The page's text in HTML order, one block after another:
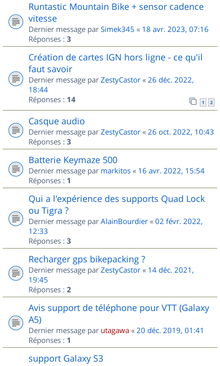
Runtastic Mountain Bike + sensor cadence
vitesse
Dernier message par Simek345 « 18 avr. 2023, 07:16
Réponses : 3
Création de cartes IGN hors ligne - ce qu'il
faut savoir
Dernier message par ZestyCastor « 26 déc. 2022,
18:44
Réponses : 14 1 2
Casque audio
Dernier message par ZestyCastor « 26 oct. 2022, 10:43
Réponses : 3
Batterie Keymaze 500
Dernier message par markitos « 16 avr. 2022, 15:54
Réponses : 1
Qui a l'expérience des supports Quad Lock
ou Tigra ?
Dernier message par AlainBourdier « 02 févr. 2022,
12:33
Réponses : 3
Recharger gps bikepacking ?
Dernier message par ZestyCastor « 14 déc. 2021,
19:45
Réponses : 2
Avis support de téléphone pour VTT (Galaxy
A5)
Dernier message par utagawa « 20 déc. 2019, 01:41
Réponses : 1
support Galaxy S3